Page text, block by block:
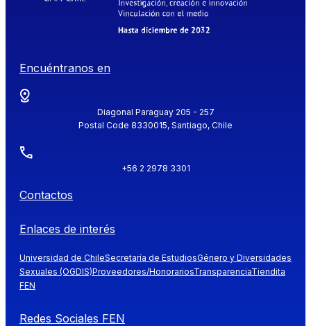
Encuéntranos en
Diagonal Paraguay 205 - 257
Postal Code 8330015, Santiago, Chile
+56 2 2978 3301
Contactos
Enlaces de interés
Universidad de ChileSecretaría de EstudiosGénero y Diversidades
Sexuales (OGDIS)Proveedores/HonorariosTransparenciaTiendita
FEN
Redes Sociales FEN